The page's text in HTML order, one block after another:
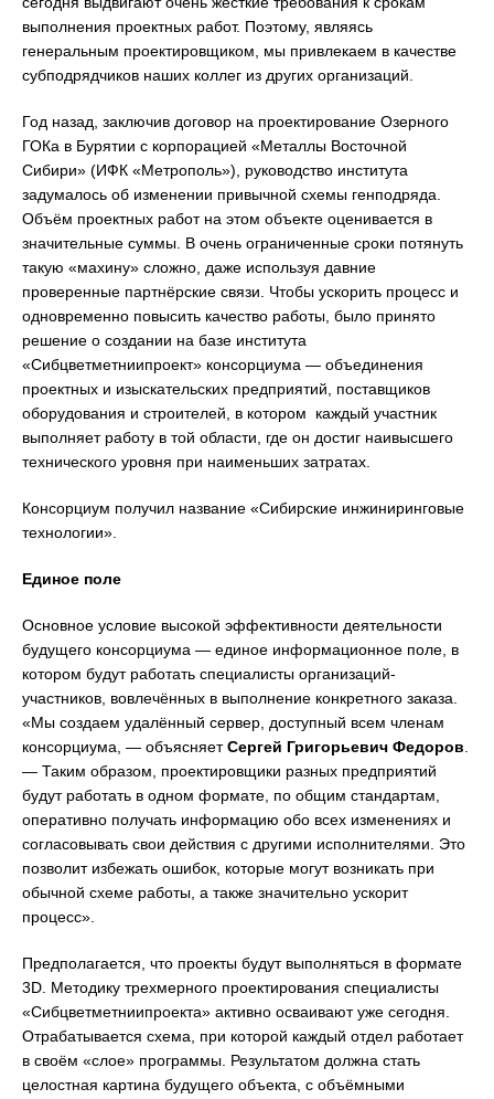
выполнения проектных работ. Поэтому, являясь
генеральным проектировщиком, мы привлекаем в качестве
субподрядчиков наших коллег из других организаций.
Год назад, заключив договор на проектирование Озерного
ГОКа в Бурятии с корпорацией «Металлы Восточной
Сибири» (ИФК «Метрополь»), руководство института
задумалось об изменении привычной схемы генподряда.
Объём проектных работ на этом объекте оценивается в
значительные суммы. В очень ограниченные сроки потянуть
такую «махину» сложно, даже используя давние
проверенные партнёрские связи. Чтобы ускорить процесс и
одновременно повысить качество работы, было принято
решение о создании на базе института
«Сибцветметниипроект» консорциума — объединения
проектных и изыскательских предприятий, поставщиков
оборудования и строителей, в котором каждый участник
выполняет работу в той области, где он достиг наивысшего
технического уровня при наименьших затратах.
Консорциум получил название «Сибирские инжиниринговые
технологии».
Единое поле
Основное условие высокой эффективности деятельности
будущего консорциума — единое информационное поле, в
котором будут работать специалисты организаций-
участников, вовлечённых в выполнение конкретного заказа.
«Мы создаем удалённый сервер, доступный всем членам
консорциума, — объясняетСергей Григорьевич Федоров
— Таким образом, проектировщики разных предприятий
будут работать в одном формате, по общим стандартам,
оперативно получать информацию обо всех изменениях и
согласовывать свои действия с другими исполнителями. Это
позволит избежать ошибок, которые могут возникать при
обычной схеме работы, а также значительно ускорит
процесс».
Предполагается, что проекты будут выполняться в формате
3D. Методику трехмерного проектирования специалисты
«Сибцветметниипроекта» активно осваивают уже сегодня.
Отрабатывается схема, при которой каждый отдел работает
в своём «слое» программы. Результатом должна стать
целостная картина будущего объекта, с объёмными